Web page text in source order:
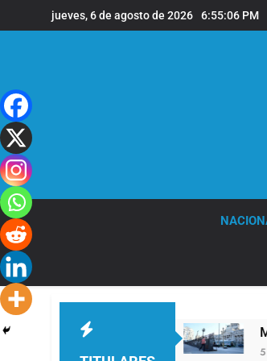
al
jueves, 6 de agosto de 2026 6:55:07 PM
No Mienten» Marcha
5 Horas